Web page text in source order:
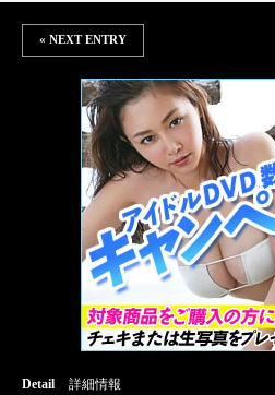
« NEXT ENTRY
Detail 詳細情報